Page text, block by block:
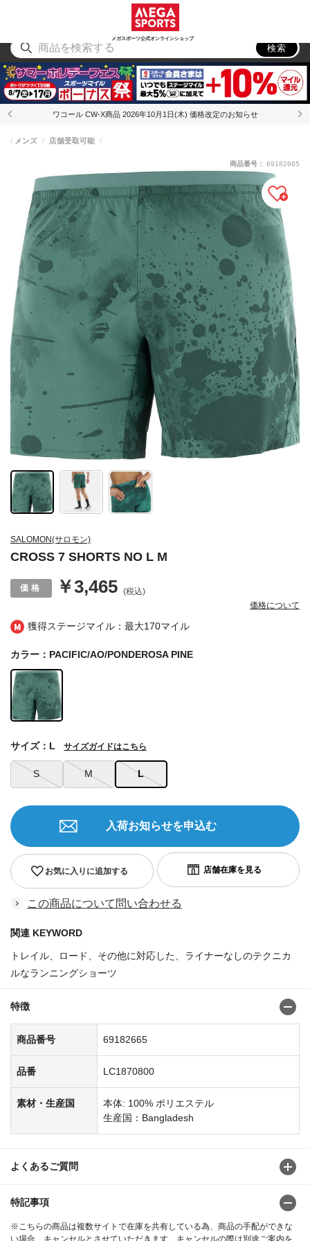
メガスポーツ公式オンラインショップ
アウトドア
検索
ワコール CW-X商品 2026年10月1日(木) 価格改定のお知らせ
獲得ステージマイル：最大170マイル
SALOMON(サロモン)
CROSS 7 SHORTS NO L M
メンズ 店舗受取可能
￥3,465 (税込)
価格について
商品番号： 69182665
カラー：PACIFIC/AO/PONDEROSA PINE
S M L
サイズ：L サイズガイドはこちら
お気に入りに追加する
入荷お知らせを申込む
この商品について問い合わせる
関連 KEYWORD
トレイル、ロード、その他に対応した、ライナーなしのテクニカ
ルなランニングショーツ
特徴
商品番号 69182665
品番 LC1870800
素材・生産国
本体: 100% ポリエステル
生産国：Bangladesh
よくあるご質問
特記事項
※こちらの商品は複数サイトで在庫を共有している為、商品の手配ができな
い場合、キャンセルとさせていただきます。キャンセルの際は別途ご案内を